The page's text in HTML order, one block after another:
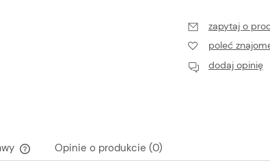
zapytaj o
poleć
dodaj opinię
Opinie o produkcie (0)